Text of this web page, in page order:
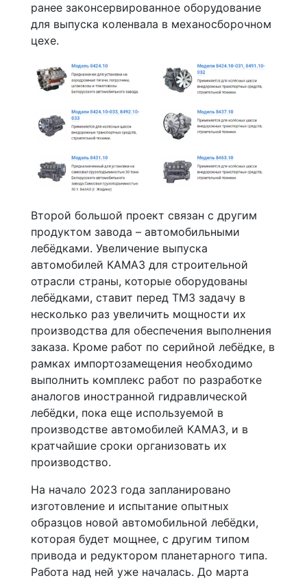
ранее законсервированное оборудование
для выпуска коленвала в механосборочном
цехе.
Второй большой проект связан с другим
продуктом завода – автомобильными
лебёдками. Увеличение выпуска
автомобилей КАМАЗ для строительной
отрасли страны, которые оборудованы
лебёдками, ставит перед ТМЗ задачу в
несколько раз увеличить мощности их
производства для обеспечения выполнения
заказа. Кроме работ по серийной лебёдке, в
рамках импортозамещения необходимо
выполнить комплекс работ по разработке
аналогов иностранной гидравлической
лебёдки, пока еще используемой в
производстве автомобилей КАМАЗ, и в
кратчайшие сроки организовать их
производство.
На начало 2023 года запланировано
изготовление и испытание опытных
образцов новой автомобильной лебёдки,
которая будет мощнее, с другим типом
привода и редуктором планетарного типа.
Работа над ней уже началась. До марта